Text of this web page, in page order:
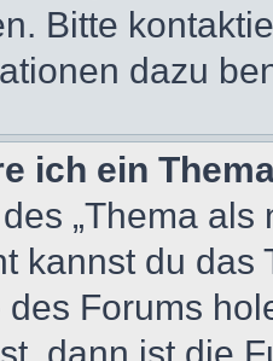
Bitte
dazu
ich ein
„Thema
kannst du
Forums